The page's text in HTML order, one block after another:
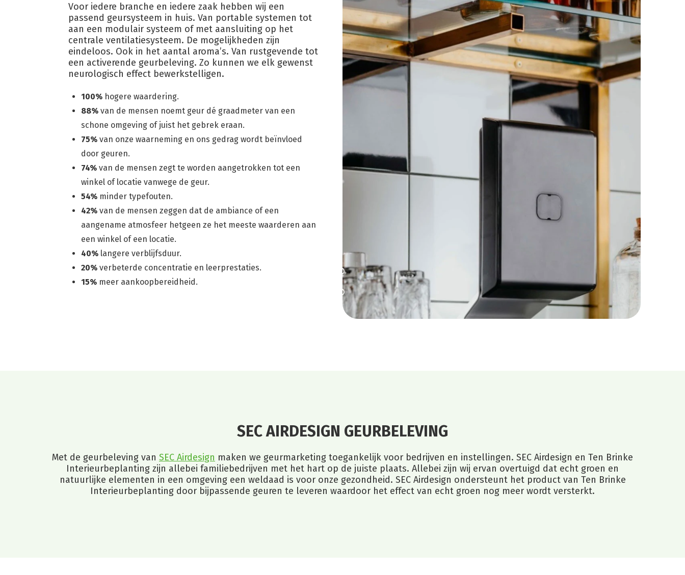
Voor iedere branche en iedere zaak hebben wij een
passend geursysteem in huis. Van portable systemen tot
aan een modulair systeem of met aansluiting op het
centrale ventilatiesysteem. De mogelijkheden zijn
eindeloos. Ook in het aantal aroma’s. Van rustgevende tot
een activerende geurbeleving. Zo kunnen we elk gewenst
neurologisch effect bewerkstelligen.
100% hogere waardering.
88% van de mensen noemt geur dé graadmeter van een
schone omgeving of juist het gebrek eraan.
75%van onze waarneming en ons gedrag wordt beïnvloed
door geuren.
74% van de mensen zegt te worden aangetrokken tot een
winkel of locatie vanwege de geur.
54% minder typefouten.
42% van de mensen zeggen dat de ambiance of een
aangename atmosfeer hetgeen ze het meeste waarderen aan
een winkel of een locatie.
40%langere verblijfsduur.
20%verbeterde concentratie en leerprestaties.
15% meer aankoopbereidheid.
SEC AIRDESIGN GEURBELEVING
Met de geurbeleving van SEC Airdesign maken we geurmarketing toegankelijk voor bedrijven en instellingen. SEC Airdesign en Ten Brinke
Interieurbeplanting zijn allebei familiebedrijven met het hart op de juiste plaats. Allebei zijn wij ervan overtuigd dat echt groen en
natuurlijke elementen in een omgeving een weldaad is voor onze gezondheid. SEC Airdesign ondersteunt het product van Ten Brinke
Interieurbeplanting door bijpassende geuren te leveren waardoor het effect van echt groen nog meer wordt versterkt.